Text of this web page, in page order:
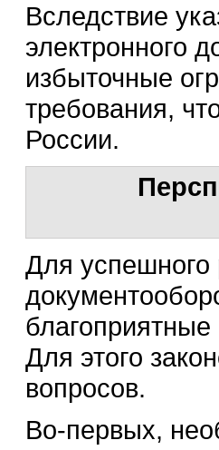
Вследствие
электронного
избыточные
требования,
России.
Для успешного
Для этого
вопросов.
Во-первых,